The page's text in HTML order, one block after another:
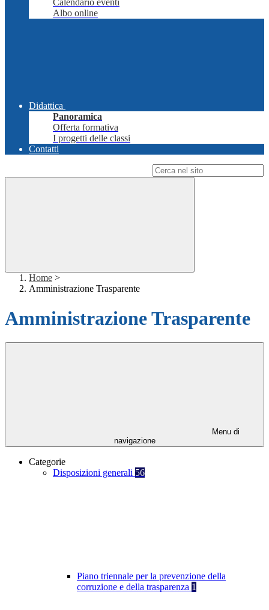
Calendario eventi
Albo online
Didattica
Panoramica
Offerta formativa
I progetti delle classi
Contatti
Home >
Amministrazione Trasparente
Amministrazione Trasparente
Menu di
navigazione
Categorie
Disposizioni generali 56
Piano triennale per la prevenzione della
corruzione e della trasparenza 1